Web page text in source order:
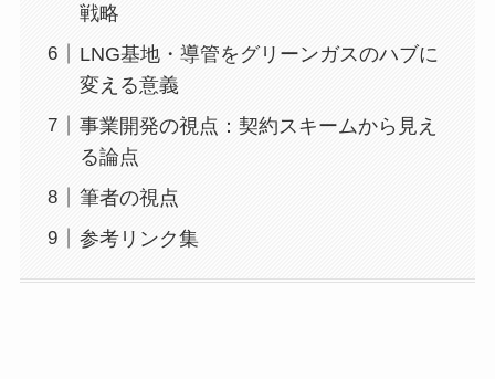
戦略
LNG基地・導管をグリーンガスのハブに
変える意義
事業開発の視点：契約スキームから見え
る論点
筆者の視点
参考リンク集